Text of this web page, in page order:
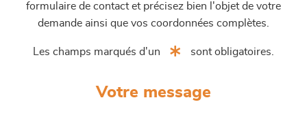
formulaire de contact et précisez bien l'objet de votre
demande ainsi que vos coordonnées complètes.
Les champs marqués d'un sont obligatoires.
Votre message